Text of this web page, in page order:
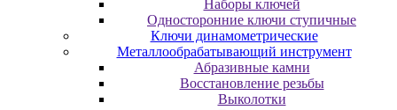
Наборы ключей
Односторонние ключи ступичные
Ключи динамометрические
Металлообрабатывающий инструмент
Абразивные камни
Восстановление резьбы
Выколотки